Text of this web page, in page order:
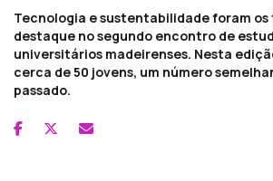
Tecnologia e sustentabilidade foram os
destaque no segundo encontro de
universitários madeirenses. Nesta
cerca de 50 jovens, um número
passado.